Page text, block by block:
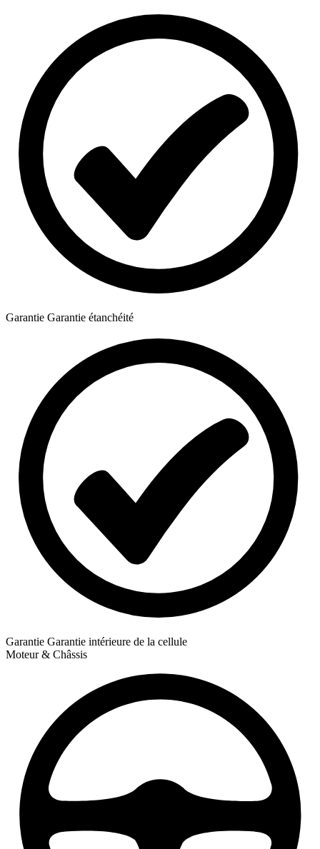
Garantie Garantie étanchéité
Garantie Garantie intérieure de la cellule
Moteur & Châssis